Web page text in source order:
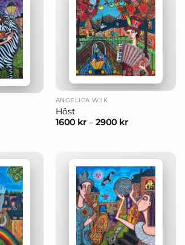
ANGELICA WIIK
Höst
1600 kr– 2900 kr